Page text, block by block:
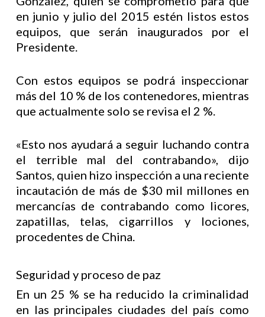
en junio y julio del 2015 estén listos estos
equipos, que serán inaugurados por el
Presidente.
Con estos equipos se podrá inspeccionar
más del 10 % de los contenedores, mientras
que actualmente solo se revisa el 2 %.
«Esto nos ayudará a seguir luchando contra
el terrible mal del contrabando», dijo
Santos, quien hizo inspección a una reciente
incautación de más de $30 mil millones en
mercancías de contrabando como licores,
zapatillas, telas, cigarrillos y lociones,
procedentes de China.
Seguridad y proceso de paz
En un 25 % se ha reducido la criminalidad
en las principales ciudades del país como